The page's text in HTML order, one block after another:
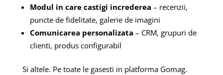
Modul in care castigi increderea – recenzii,
puncte de fidelitate, galerie de imagini
Comunicarea personalizata – CRM, grupuri de
clienti, produs configurabil
Si altele. Pe toate le gasesti in platforma Gomag.